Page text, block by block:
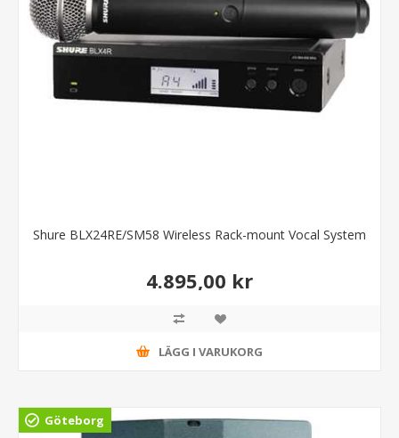
Shure BLX24RE/SM58 Wireless Rack-mount Vocal System
4.895,00 kr
LÄGG I VARUKORG
Göteborg